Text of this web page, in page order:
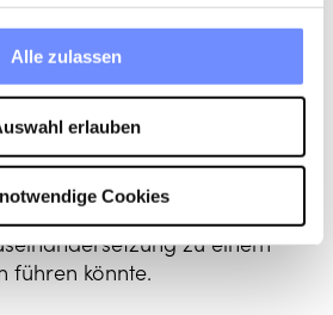
Alle zulassen
erlauben
Cookies
Arbeitsgerichtsverfahren:
kann Dich als Arbeitgeber
gerichtliche
im Arbeitsrecht zu
kann insbesondere dann
wenn die Erfolgsaussichten
ungewiss sind oder
befürchtet, dass eine
zu einem
führen könnte.